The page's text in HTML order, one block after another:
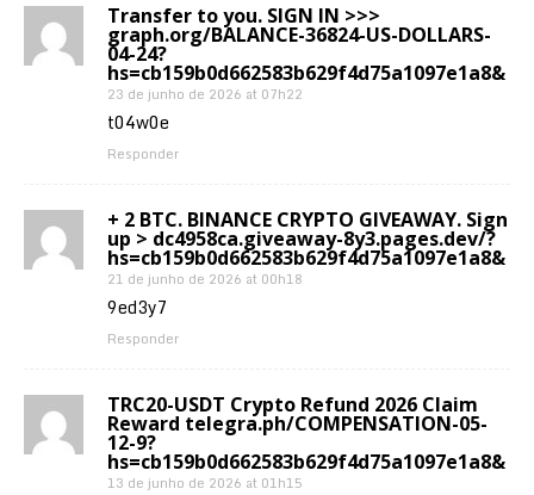
Transfer to you. SIGN IN >>>
graph.org/BALANCE-36824-US-DOLLARS-
04-24?
hs=cb159b0d662583b629f4d75a1097e1a8&
23 de junho de 2026 at 07h22
t04w0e
Responder
+ 2 BTC. BINANCE CRYPTO GIVEAWAY. Sign
up > dc4958ca.giveaway-8y3.pages.dev/?
hs=cb159b0d662583b629f4d75a1097e1a8&
21 de junho de 2026 at 00h18
9ed3y7
Responder
TRC20-USDT Crypto Refund 2026 Claim
Reward telegra.ph/COMPENSATION-05-
12-9?
hs=cb159b0d662583b629f4d75a1097e1a8&
13 de junho de 2026 at 01h15